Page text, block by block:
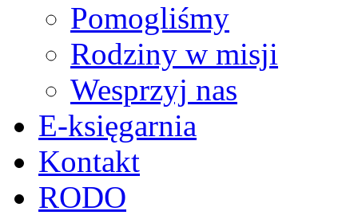
Pomogliśmy
Rodziny w misji
Wesprzyj nas
E-księgarnia
Kontakt
RODO